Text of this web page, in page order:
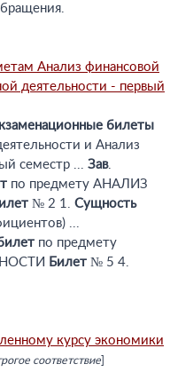
Анализ финансовой
деятельности - первый
билеты
и Анализ
семестр ... Зав.
по предмету АНАЛИЗ
№ 2 1. Сущность
...
по предмету
Билет № 5 4.
курсу экономики
соответствие